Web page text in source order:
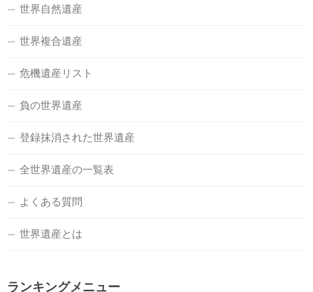
世界自然遺産
世界複合遺産
危機遺産リスト
負の世界遺産
登録抹消された世界遺産
全世界遺産の一覧表
よくある質問
世界遺産とは
ランキングメニュー